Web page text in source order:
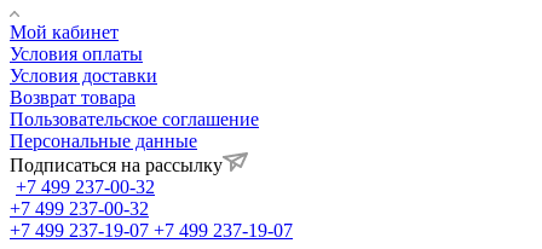
Мой кабинет
Условия оплаты
Условия доставки
Возврат товара
Пользовательское соглашение
Персональные данные
Подписаться на рассылку
+7 499 237-00-32
+7 499 237-00-32
+7 499 237-19-07 +7 499 237-19-07